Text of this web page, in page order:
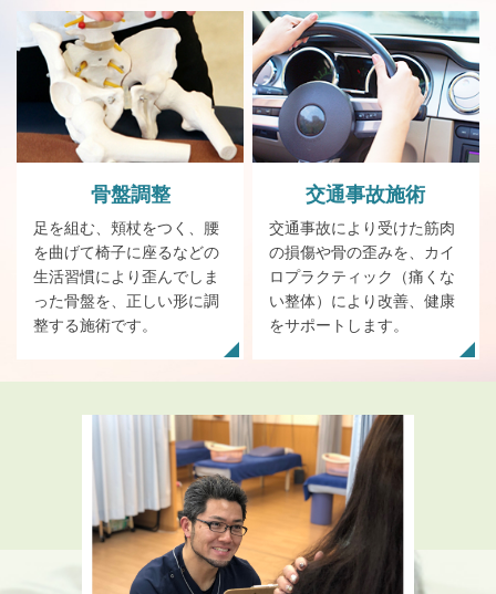
骨盤調整
足を組む、頬杖をつく、腰
を曲げて椅子に座るなどの
生活習慣により歪んでしま
った骨盤を、正しい形に調
整する施術です。
交通事故施術
交通事故により受けた筋肉
の損傷や骨の歪みを、カイ
ロプラクティック（痛くな
い整体）により改善、健康
をサポートします。